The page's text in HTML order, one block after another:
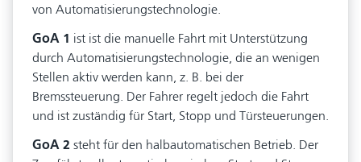
von Automatisierungstechnologie.
GoA 1 ist ist die manuelle Fahrt mit Unterstützung
durch Automatisierungstechnologie, die an wenigen
Stellen aktiv werden kann, z. B. bei der
Bremssteuerung. Der Fahrer regelt jedoch die Fahrt
und ist zuständig für Start, Stopp und Türsteuerungen.
GoA 2 steht für den halbautomatischen Betrieb. Der